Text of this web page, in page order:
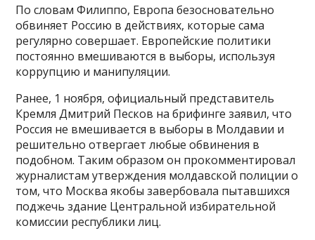
По словам Филиппо, Европа безосновательно
обвиняет Россию в действиях, которые сама
регулярно совершает. Европейские политики
постоянно вмешиваются в выборы, используя
коррупцию и манипуляции.
Ранее, 1 ноября, официальный представитель
Кремля Дмитрий Песков на брифинге заявил, что
Россия не вмешивается в выборы в Молдавии и
решительно отвергает любые обвинения в
подобном. Таким образом он прокомментировал
журналистам утверждения молдавской полиции о
том, что Москва якобы завербовала пытавшихся
поджечь здание Центральной избирательной
комиссии республики лиц.